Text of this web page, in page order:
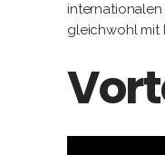
gleichwohl mit